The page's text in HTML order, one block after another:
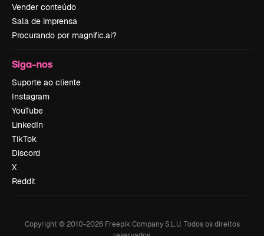
Vender conteúdo
Sala de imprensa
Procurando por magnific.ai?
Siga-nos
Suporte ao cliente
Instagram
YouTube
LinkedIn
TikTok
Discord
X
Reddit
Copyright © 2010-2026Freepik Company S.L.U. Todos os direitos